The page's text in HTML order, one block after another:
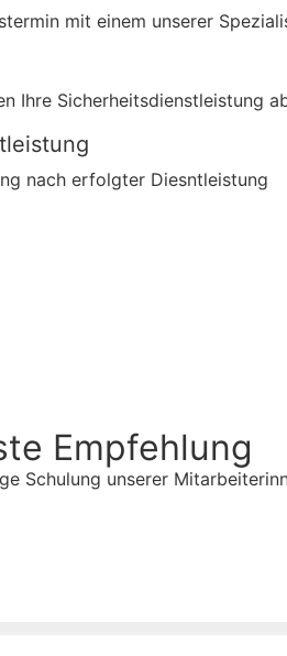
mit einem unserer
Ihre Sicherheitsdienstleistung
nach erfolgter Diesntleistung
Empfehlung
Schulung unserer